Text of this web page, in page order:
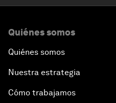
Quiénes somos
Quiénes somos
Nuestra estrategia
Cómo trabajamos